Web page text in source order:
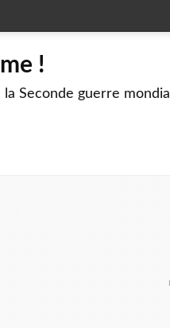
!
Seconde guerre